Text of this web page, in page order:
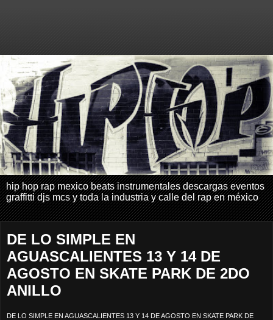
hip hop rap mexico beats instrumentales descargas eventos
graffitti djs mcs y toda la industria y calle del rap en méxico
DE LO SIMPLE EN
AGUASCALIENTES 13 Y 14 DE
AGOSTO EN SKATE PARK DE 2DO
ANILLO
DE LO SIMPLE EN AGUASCALIENTES 13 Y 14 DE AGOSTO EN SKATE PARK DE